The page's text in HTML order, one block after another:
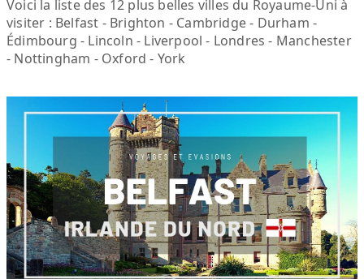
Voici la liste des 12 plus belles villes du Royaume-Uni à
visiter : Belfast - Brighton - Cambridge - Durham -
Édimbourg - Lincoln - Liverpool - Londres - Manchester
- Nottingham - Oxford - York